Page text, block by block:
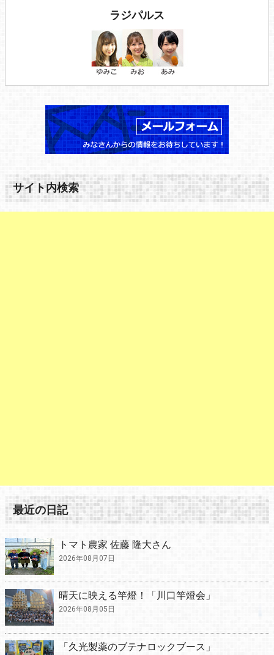
ラジパルス
サイト内検索
最近の日記
トマト農家 佐藤 隆大さん
2026年08月07日
晴天に映える竿燈！「川口竿燈会」
2026年08月05日
「久光製薬のブテナロックブース」